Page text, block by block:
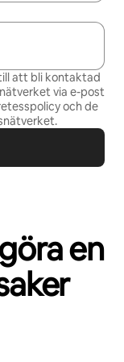
att bli kontaktad
via e-post
och de
.
en